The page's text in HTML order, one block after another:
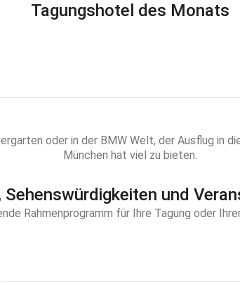
Tagungshotel des Monats
oder in der BMW Welt, der Ausflug in
München hat viel zu bieten.
Sehenswürdigkeiten und
Rahmenprogramm für Ihre Tagung oder